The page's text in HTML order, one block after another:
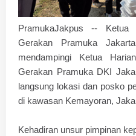
PramukaJakpus -- Ketua
Gerakan Pramuka
mendampingi Ketua
Gerakan Pramuka DKI
langsung lokasi dan posko
di kawasan Kemayoran,
​Kehadiran unsur pimpinan